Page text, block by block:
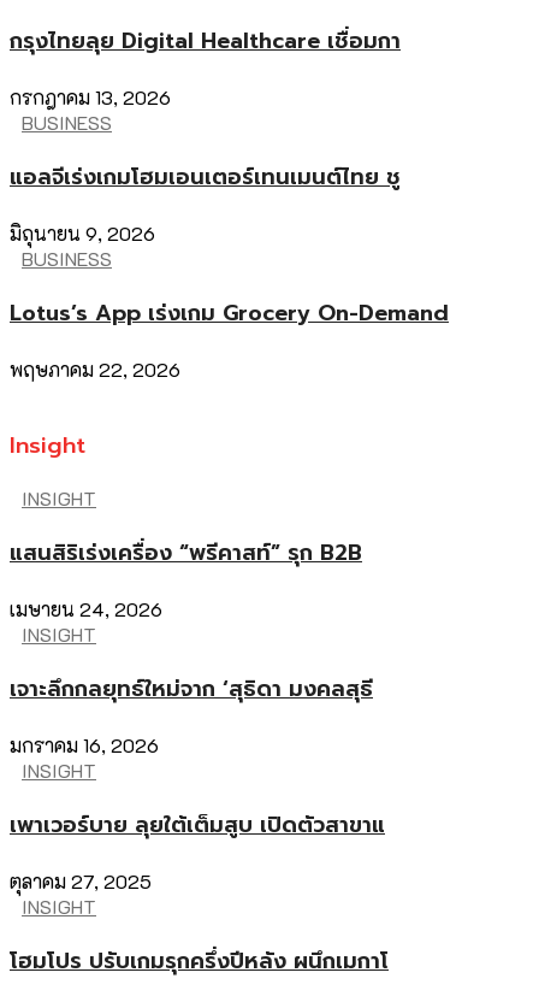
กรุงไทยลุย Digital Healthcare เชื่อมกา
กรกฎาคม 13, 2026
BUSINESS
แอลจีเร่งเกมโฮมเอนเตอร์เทนเมนต์ไทย ชู
มิถุนายน 9, 2026
BUSINESS
Lotus’s App เร่งเกม Grocery On-Demand
พฤษภาคม 22, 2026
Insight
INSIGHT
แสนสิริเร่งเครื่อง “พรีคาสท์” รุก B2B
เมษายน 24, 2026
INSIGHT
เจาะลึกกลยุทธ์ใหม่จาก ‘สุธิดา มงคลสุธี
มกราคม 16, 2026
INSIGHT
เพาเวอร์บาย ลุยใต้เต็มสูบ เปิดตัวสาขาแ
ตุลาคม 27, 2025
INSIGHT
โฮมโปร ปรับเกมรุกครึ่งปีหลัง ผนึกเมกาโ